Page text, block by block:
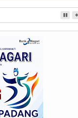
Pascabencana.